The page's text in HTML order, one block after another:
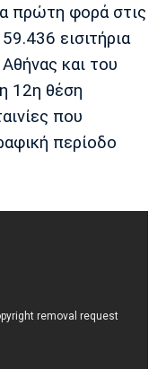
Τότεναμ
πρώτη φορά στις
εισιτήρια
και του
12η θέση
που
περίοδο